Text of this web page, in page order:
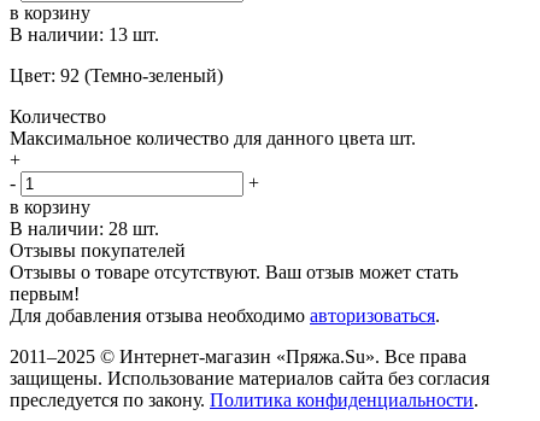
в корзину
В наличии: 13 шт.
Цвет: 92 (Темно-зеленый)
Количество
Максимальное количество для данного цвета шт.
+
-
+
в корзину
В наличии: 28 шт.
Отзывы покупателей
Отзывы о товаре отсутствуют. Ваш отзыв может стать
первым!
Для добавления отзыва необходимо авторизоваться.
2011–2025 © Интернет-магазин «Пряжа.Su». Все права
защищены. Использование материалов сайта без согласия
преследуется по закону. Политика конфиденциальности.